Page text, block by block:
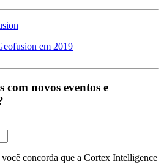
em 2019
com novos eventos e
concorda que a Cortex Intelligence